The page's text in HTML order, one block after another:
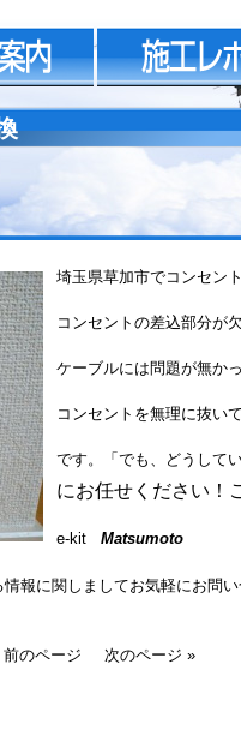
埼玉県草加市でコンセン
コンセントの差込部分が
ケーブルには問題が無か
コンセントを無理に抜い
です。「でも、どうして
にお任せください！
e-kit Matsumoto
報に関しましてお気軽にお問い
前のページ 次のページ »